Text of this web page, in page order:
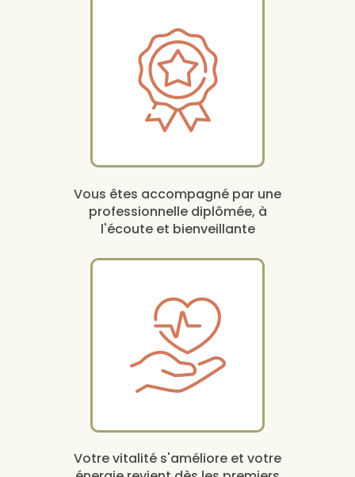
Vous êtes accompagné par une
professionnelle diplômée, à
l'écoute et bienveillante
Votre vitalité s'améliore et votre